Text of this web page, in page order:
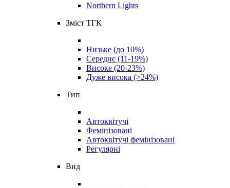
Northern Lights
Зміст ТГК
Низьке (до 10%)
Середнє (11-19%)
Високе (20-23%)
Дуже висока (>24%)
Тип
Автоквітучі
Фемінізовані
Автоквітучі фемінізовані
Регулярні
Вид